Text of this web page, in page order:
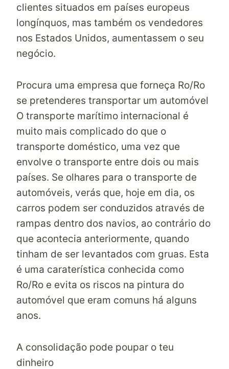
clientes situados em países europeus
longínquos, mas também os vendedores
nos Estados Unidos, aumentassem o seu
negócio.
Procura uma empresa que forneça Ro/Ro
se pretenderes transportar um automóvel
O transporte marítimo internacional é
muito mais complicado do que o
transporte doméstico, uma vez que
envolve o transporte entre dois ou mais
países. Se olhares para o transporte de
automóveis, verás que, hoje em dia, os
carros podem ser conduzidos através de
rampas dentro dos navios, ao contrário do
que acontecia anteriormente, quando
tinham de ser levantados com gruas. Esta
é uma caraterística conhecida como
Ro/Ro e evita os riscos na pintura do
automóvel que eram comuns há alguns
anos.
A consolidação pode poupar o teu
dinheiro